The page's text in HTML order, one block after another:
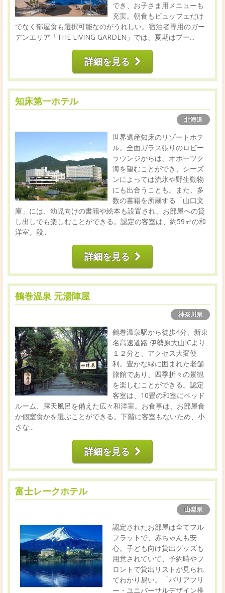
でき、お子さま用メニューも
充実。朝食もビュッフェだけ
でなく部屋食も選択可能なのがうれしい。宿泊者専用のガー
デンエリア「THE LIVING GARDEN」では、夏期はプー...
詳細を見る
知床第一ホテル
北海道
世界遺産知床のリゾートホテ
ル。全面ガラス張りのロビー
ラウンジからは、オホーツク
海を望むことができ、シーズ
ンによっては流氷や野生動物
にも出合うことも。また、多
数の書籍を所蔵する「山口文
庫」には、幼児向けの書籍や絵本も設置され、お部屋への貸
し出しでも楽しむことができる。認定の客室は、約59㎡の和
洋室。段...
詳細を見る
鶴巻温泉 元湯陣屋
神奈川県
鶴巻温泉駅から徒歩4分、新東
名高速道路 伊勢原大山ICより
１２分と、アクセス大変便
利。豊かな緑に囲まれた老舗
旅館であり、四季折々の景観
を楽しむことができる。認定
客室は、10畳の和室にベッド
ルーム、露天風呂を備えた広々和洋室。お食事は、お部屋食
か個室食かを選ぶことができる。下階に客室もないため、小
さな...
詳細を見る
富士レークホテル
山梨県
認定されたお部屋は全てフル
フラットで、赤ちゃんも安
心。子ども向け貸出グッズも
用意されていて、予約時やフ
ロントで貸出リストが見られ
てわかり易い。「バリアフリ
ー・ユニバーサルデザイン推